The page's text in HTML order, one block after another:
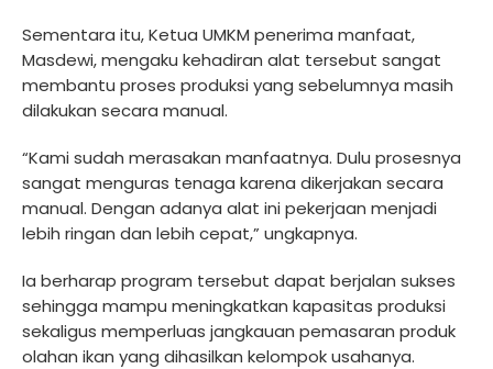
Sementara itu, Ketua UMKM penerima manfaat,
Masdewi, mengaku kehadiran alat tersebut sangat
membantu proses produksi yang sebelumnya masih
dilakukan secara manual.
“Kami sudah merasakan manfaatnya. Dulu prosesnya
sangat menguras tenaga karena dikerjakan secara
manual. Dengan adanya alat ini pekerjaan menjadi
lebih ringan dan lebih cepat,” ungkapnya.
Ia berharap program tersebut dapat berjalan sukses
sehingga mampu meningkatkan kapasitas produksi
sekaligus memperluas jangkauan pemasaran produk
olahan ikan yang dihasilkan kelompok usahanya.